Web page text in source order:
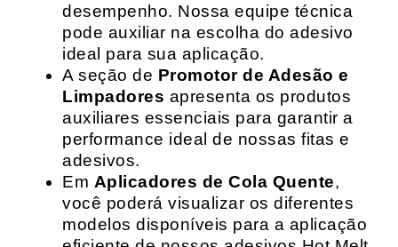
desempenho. Nossa equipe técnica
pode auxiliar na escolha do adesivo
ideal para sua aplicação.
A seção de Promotor de Adesão e
Limpadores apresenta os produtos
auxiliares essenciais para garantir a
performance ideal de nossas fitas e
adesivos.
Em Aplicadores de Cola Quente,
você poderá visualizar os diferentes
modelos disponíveis para a aplicação